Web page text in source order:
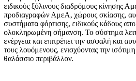
ειδικούς ξύλινους διαδρόμους κίνησης
προδιαγραφών ΑμεΑ, χώρους σκίασης,
συστήματα φόρτισης, ειδικούς κάδους
ολοκληρωμένη σήμανση. Το σύστημα
ενέργεια και επιτρέπει την ασφαλή και
τους λουόμενους, ενισχύοντας την
θαλάσσιο περιβάλλον.